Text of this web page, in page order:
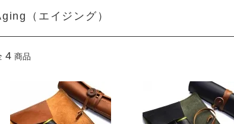
（エイジング）
4 商品